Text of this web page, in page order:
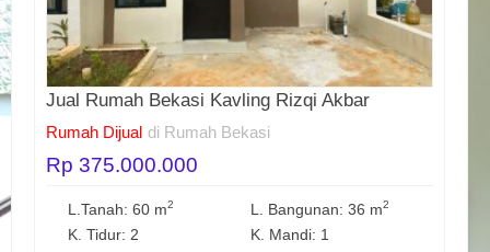
Jual Rumah Bekasi Kavling Rizqi Akbar
Rumah Dijual di Rumah Bekasi
Rp 375.000.000
L.Tanah: 60 m2 L. Bangunan: 36 m2
K. Tidur: 2 K. Mandi: 1